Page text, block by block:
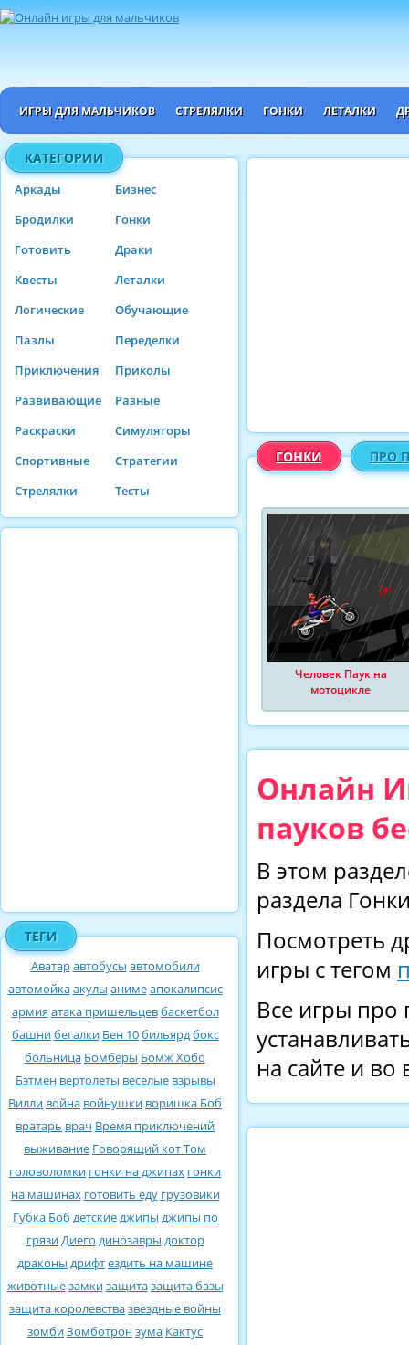
ИГРЫ ДЛЯ МАЛЬЧИКОВ СТРЕЛЯЛКИ ГОНКИ ЛЕТАЛКИ
КАТЕГОРИИ
Аркады
Бизнес
Бродилки
Гонки
Готовить
Драки
Квесты
Леталки
Логические
Обучающие
Пазлы
Переделки
Приключения
Приколы
Развивающие
Разные
Раскраски
Симуляторы
Спортивные
Стратегии
Стрелялки
Тесты
ТЕГИ
Аватаравтобусы автомобили
автомойкаакулы анимеапокалипсис
армия атака пришельцевбаскетбол
башнибегалки Бен 10бильярдбокс
больница Бомберы Бомж Хобо
Бэтмен вертолеты веселые взрывы
Вилли война войнушки воришка Боб
вратарь врач Время приключений
выживание Говорящий кот Том
головоломки гонки на джипах гонки
на машинах готовить еду грузовики
Губка Боб детскиеджипы джипы по
грязиДиего динозавры доктор
драконы дрифтездить на машине
животныезамкизащитазащита базы
защита королевствазвездные войны
зомбиЗомботронзума Кактус
ГОНКИ ПРО
Человек Паук на
мотоцикле
Онлайн
пауков
В этом
раздела
Посмотреть
игры с тегом
Все игры про
на сайте и